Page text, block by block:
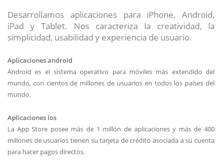
Desarrollamos aplicaciones para iPhone, Android,
iPad y Tablet. Nos caracteriza la creatividad, la
simplicidad, usabilidad y experiencia de usuario.
Aplicaciones android
Android es el sistema operativo para móviles más extendido del
mundo, con cientos de millones de usuarios en todos los países del
mundo.
Aplicaciones ios
La App Store posee más de 1 millón de aplicaciones y más de 400
millones de usuarios tienen su tarjeta de crédito asociada a su cuenta
para hacer pagos directos.